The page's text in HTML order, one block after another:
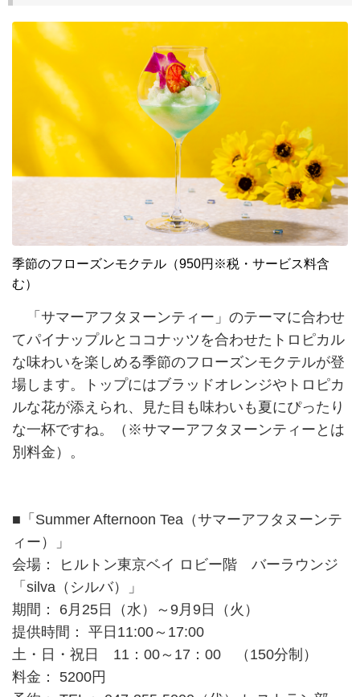
季節のフローズンモクテル（950円※税・サービス料含
む）
「サマーアフタヌーンティー」のテーマに合わせ
てパイナップルとココナッツを合わせたトロピカル
な味わいを楽しめる季節のフローズンモクテルが登
場します。トップにはブラッドオレンジやトロピカ
ルな花が添えられ、見た目も味わいも夏にぴったり
な一杯ですね。（※サマーアフタヌーンティーとは
別料金）。
■「Summer Afternoon Tea（サマーアフタヌーンテ
ィー）」
会場： ヒルトン東京ベイ ロビー階 バーラウンジ
「silva（シルバ）」
期間： 6月25日（水）～9月9日（火）
提供時間： 平日11:00～17:00
土・日・祝日 11：00～17：00 （150分制）
料金： 5200円